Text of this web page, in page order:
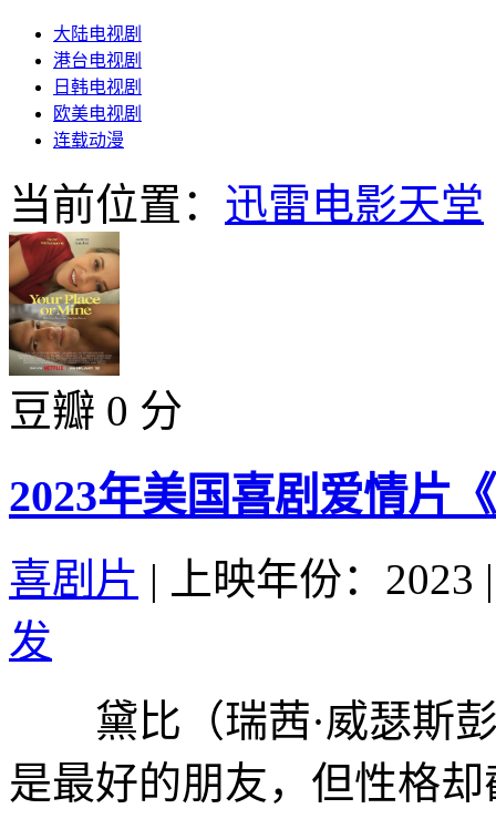
大陆电视剧
港台电视剧
日韩电视剧
欧美电视剧
连载动漫
当前位置： 迅雷电影天堂
豆瓣 0 分
2023年美国喜剧爱情片
喜剧片 | 上映年份：2023 |
发
黛比（瑞茜·威瑟斯彭
是最好的朋友，但性格